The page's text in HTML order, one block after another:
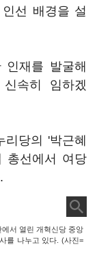
선 배경을 설
재를 발굴해
속히 임하겠
당의 '박근혜
총선에서 여당
서 열린 개혁신당 중앙
를 나누고 있다. (사진=